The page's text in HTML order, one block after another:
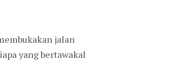
jalan
yang bertawakal